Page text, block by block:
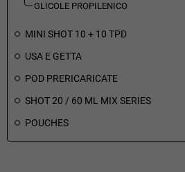
GLICOLE PROPILENICO
MINI SHOT 10 + 10 TPD
USA E GETTA
POD PRERICARICATE
SHOT 20 / 60 ML MIX SERIES
POUCHES